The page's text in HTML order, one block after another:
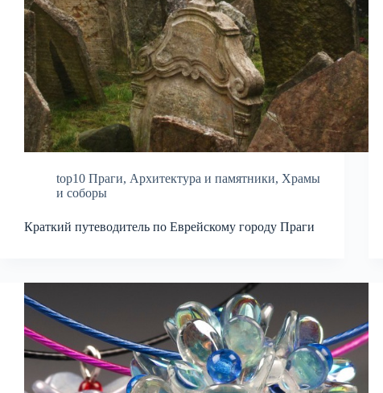
top10 Праги, Архитектура и памятники, Храмы
и соборы
Краткий путеводитель по Еврейскому городу Праги